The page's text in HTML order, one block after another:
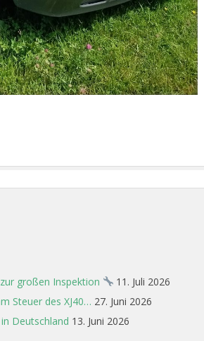
großen Inspektion
11. Juli 2026
Steuer des XJ40… 27. Juni 2026
Deutschland 13. Juni 2026